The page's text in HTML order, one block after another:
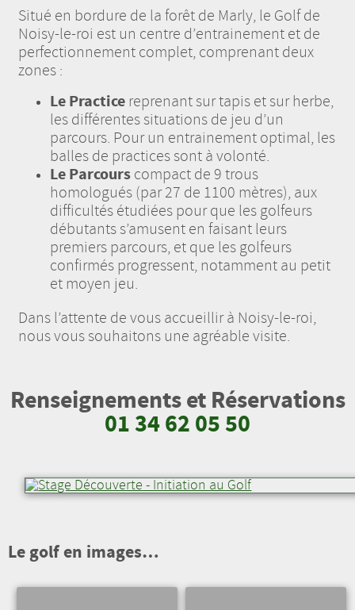
Situé en bordure de la forêt de Marly, le Golf de
Noisy-le-roi est un centre d’entrainement et de
perfectionnement complet, comprenant deux
zones :
Le Practice reprenant sur tapis et sur herbe,
les différentes situations de jeu d’un
parcours. Pour un entrainement optimal, les
balles de practices sont à volonté.
Le Parcours compact de 9 trous
homologués (par 27 de 1100 mètres), aux
difficultés étudiées pour que les golfeurs
débutants s’amusent en faisant leurs
premiers parcours, et que les golfeurs
confirmés progressent, notamment au petit
et moyen jeu.
Dans l’attente de vous accueillir à Noisy-le-roi,
nous vous souhaitons une agréable visite.
Renseignements et Réservations
01 34 62 05 50
Le golf en images…